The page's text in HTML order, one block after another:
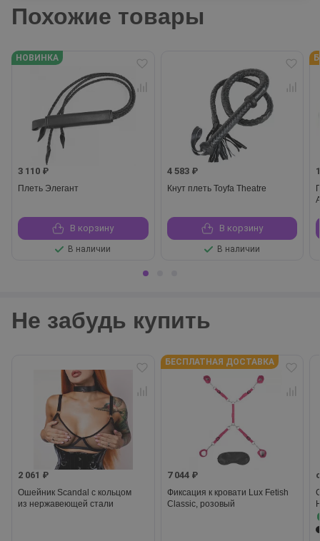
Похожие товары
НОВИНКА
3 110 ₽
Плеть Элегант
В корзину
В наличии
4 583 ₽
Кнут плеть Toyfa Theatre
В корзину
В наличии
Не забудь купить
2 061 ₽
Ошейник Scandal с кольцом
из нержавеющей стали
БЕСПЛАТНАЯ ДОСТАВКА
7 044 ₽
Фиксация к кровати Lux Fetish
Classic, розовый